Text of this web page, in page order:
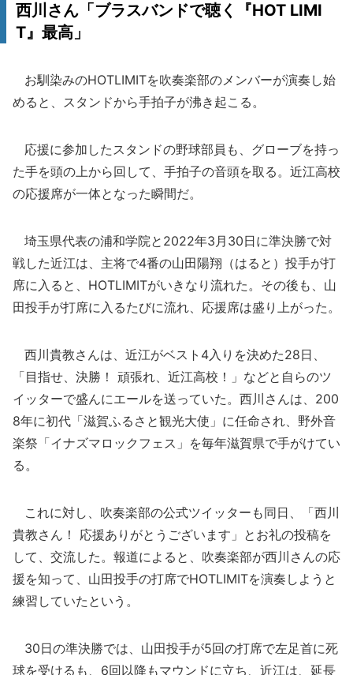
西川さん「ブラスバンドで聴く『HOT LIMI
T』最高」
お馴染みのHOTLIMITを吹奏楽部のメンバーが演奏し始
めると、スタンドから手拍子が沸き起こる。
応援に参加したスタンドの野球部員も、グローブを持っ
た手を頭の上から回して、手拍子の音頭を取る。近江高校
の応援席が一体となった瞬間だ。
埼玉県代表の浦和学院と2022年3月30日に準決勝で対
戦した近江は、主将で4番の山田陽翔（はると）投手が打
席に入ると、HOTLIMITがいきなり流れた。その後も、山
田投手が打席に入るたびに流れ、応援席は盛り上がった。
西川貴教さんは、近江がベスト4入りを決めた28日、
「目指せ、決勝！ 頑張れ、近江高校！」などと自らのツ
イッターで盛んにエールを送っていた。西川さんは、200
8年に初代「滋賀ふるさと観光大使」に任命され、野外音
楽祭「イナズマロックフェス」を毎年滋賀県で手がけてい
る。
これに対し、吹奏楽部の公式ツイッターも同日、「西川
貴教さん！ 応援ありがとうございます」とお礼の投稿を
して、交流した。報道によると、吹奏楽部が西川さんの応
援を知って、山田投手の打席でHOTLIMITを演奏しようと
練習していたという。
30日の準決勝では、山田投手が5回の打席で左足首に死
球を受けるも、6回以降もマウンドに立ち、近江は、延長